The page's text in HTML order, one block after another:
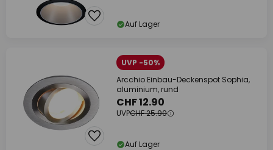
Auf Lager
UVP -50%
Arcchio Einbau-Deckenspot Sophia,
aluminium, rund
CHF 12.90
UVPCHF 25.90
Auf Lager